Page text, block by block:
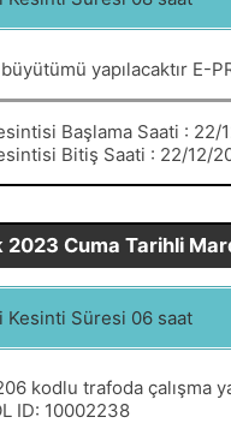
yapılacaktır E-
Başlama Saati : 22/
Bitiş Saati : 22/12/
2023 Cuma Tarihli
Kesinti Süresi 06 saat
kodlu trafoda çalışma
ID: 10002238